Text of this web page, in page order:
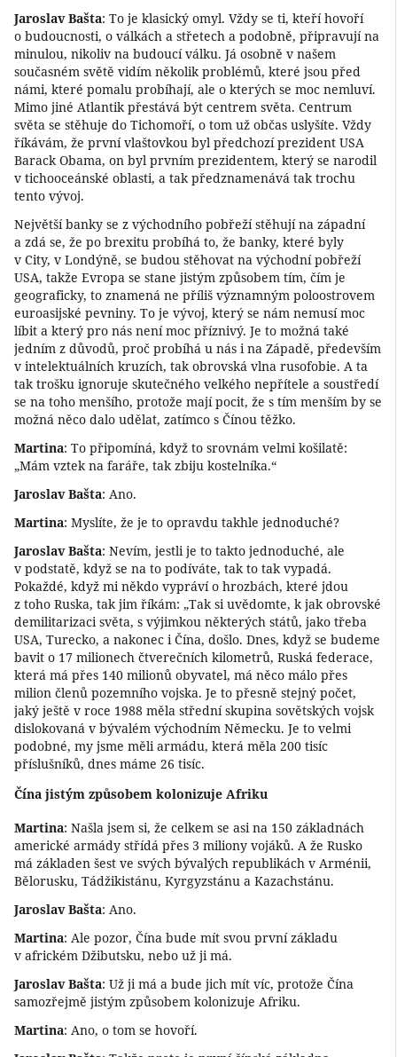
Jaroslav Bašta: To je klasický omyl. Vždy se ti, kteří hovoří
o budoucnosti, o válkách a střetech a podobně, připravují na
minulou, nikoliv na budoucí válku. Já osobně v našem
současném světě vidím několik problémů, které jsou před
námi, které pomalu probíhají, ale o kterých se moc nemluví.
Mimo jiné Atlantik přestává být centrem světa. Centrum
světa se stěhuje do Tichomoří, o tom už občas uslyšíte. Vždy
říkávám, že první vlaštovkou byl předchozí prezident USA
Barack Obama, on byl prvním prezidentem, který se narodil
v tichooceánské oblasti, a tak předznamenává tak trochu
tento vývoj.
Největší banky se z východního pobřeží stěhují na západní
a zdá se, že po brexitu probíhá to, že banky, které byly
v City, v Londýně, se budou stěhovat na východní pobřeží
USA, takže Evropa se stane jistým způsobem tím, čím je
geograficky, to znamená ne příliš významným poloostrovem
euroasijské pevniny. To je vývoj, který se nám nemusí moc
líbit a který pro nás není moc příznivý. Je to možná také
jedním z důvodů, proč probíhá u nás i na Západě, především
v intelektuálních kruzích, tak obrovská vlna rusofobie. A ta
tak trošku ignoruje skutečného velkého nepřítele a soustředí
se na toho menšího, protože mají pocit, že s tím menším by se
možná něco dalo udělat, zatímco s Čínou těžko.
Martina: To připomíná, když to srovnám velmi košilatě:
„Mám vztek na faráře, tak zbiju kostelníka.“
Jaroslav Bašta: Ano.
Martina: Myslíte, že je to opravdu takhle jednoduché?
Jaroslav Bašta: Nevím, jestli je to takto jednoduché, ale
v podstatě, když se na to podíváte, tak to tak vypadá.
Pokaždé, když mi někdo vypráví o hrozbách, které jdou
z toho Ruska, tak jim říkám: „Tak si uvědomte, k jak obrovské
demilitarizaci světa, s výjimkou některých států, jako třeba
USA, Turecko, a nakonec i Čína, došlo. Dnes, když se budeme
bavit o 17 milionech čtverečních kilometrů, Ruská federace,
která má přes 140 milionů obyvatel, má něco málo přes
milion členů pozemního vojska. Je to přesně stejný počet,
jaký ještě v roce 1988 měla střední skupina sovětských vojsk
dislokovaná v bývalém východním Německu. Je to velmi
podobné, my jsme měli armádu, která měla 200 tisíc
příslušníků, dnes máme 26 tisíc.
Čína jistým způsobem kolonizuje Afriku
Martina: Našla jsem si, že celkem se asi na 150 základnách
americké armády střídá přes 3 miliony vojáků. A že Rusko
má základen šest ve svých bývalých republikách v Arménii,
Bělorusku, Tádžikistánu, Kyrgyzstánu a Kazachstánu.
Jaroslav Bašta: Ano.
Martina: Ale pozor, Čína bude mít svou první základu
v africkém Džibutsku, nebo už ji má.
Jaroslav Bašta: Už ji má a bude jich mít víc, protože Čína
samozřejmě jistým způsobem kolonizuje Afriku.
Martina: Ano, o tom se hovoří.